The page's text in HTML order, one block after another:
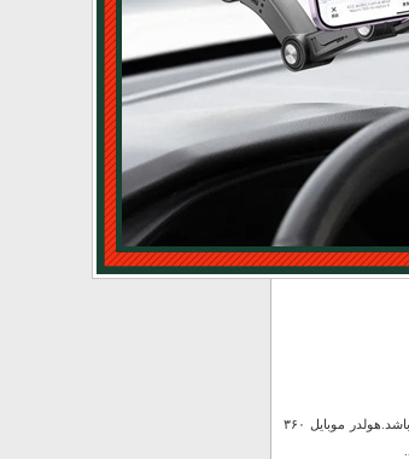
در عین حال که استفاده از موبایل در هنگام رانندگی لازم است، گرفتن موبایل در دست هنگام رانندگی میتواند خطرناک باشد.هولدر موبایل ۳۶۰